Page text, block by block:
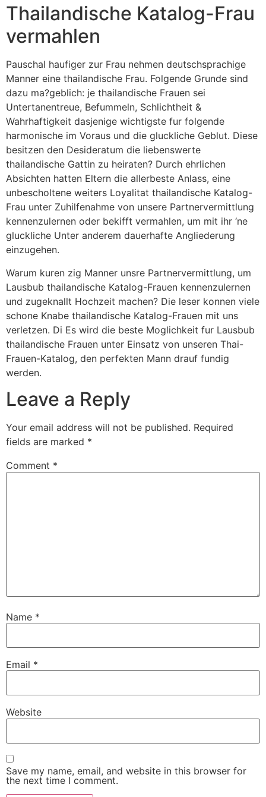
Thailandische Katalog-Frau
vermahlen
Pauschal haufiger zur Frau nehmen deutschsprachige
Manner eine thailandische Frau. Folgende Grunde sind
dazu ma?geblich: je thailandische Frauen sei
Untertanentreue, Befummeln, Schlichtheit &
Wahrhaftigkeit dasjenige wichtigste fur folgende
harmonische im Voraus und die gluckliche Geblut. Diese
besitzen den Desideratum die liebenswerte
thailandische Gattin zu heiraten? Durch ehrlichen
Absichten hatten Eltern die allerbeste Anlass, eine
unbescholtene weiters Loyalitat thailandische Katalog-
Frau unter Zuhilfenahme von unsere Partnervermittlung
kennenzulernen oder bekifft vermahlen, um mit ihr ‘ne
gluckliche Unter anderem dauerhafte Angliederung
einzugehen.
Warum kuren zig Manner unsre Partnervermittlung, um
Lausbub thailandische Katalog-Frauen kennenzulernen
und zugeknallt Hochzeit machen? Die leser konnen viele
schone Knabe thailandische Katalog-Frauen mit uns
verletzen. Di Es wird die beste Moglichkeit fur Lausbub
thailandische Frauen unter Einsatz von unseren Thai-
Frauen-Katalog, den perfekten Mann drauf fundig
werden.
Leave a Reply
Your email address will not be published. Required
fields are marked *
Comment *
Name *
Email *
Website
Save my name, email, and website in this browser for
the next time I comment.